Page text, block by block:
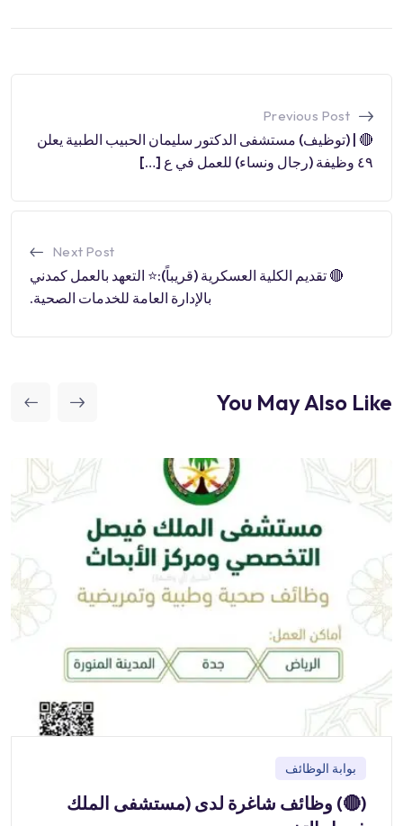
Previous Post
🔴 | (توظيف) مستشفى الدكتور سليمان الحبيب الطبية يعلن
٤٩ وظيفة (رجال ونساء) للعمل في ع […]
Next Post
🔴 تقديم الكلية العسكرية (قريباً):⭐️ التعهد بالعمل كمدني
بالإدارة العامة للخدمات الصحية.
You May Also Like
بوابة الوظائف
(🔴) وظائف شاغرة لدى (مستشفى الملك